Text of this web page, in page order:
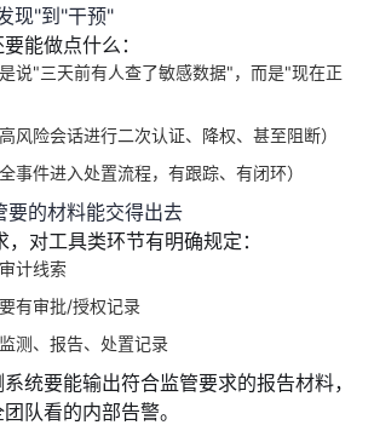
现"到"干预"
要能做点什么 ：
说"三天前有人查了敏感数据"，而是"现在正
风险会话进行二次认证、降权、甚至阻断）
事件进入处置流程，有跟踪、有闭环）
要的材料能交得出去
，对工具类环节有明确规定：
计线索
有审批/授权记录
测、报告、处置记录
统要能输出符合监管要求的报告材料，
队看的内部告警。